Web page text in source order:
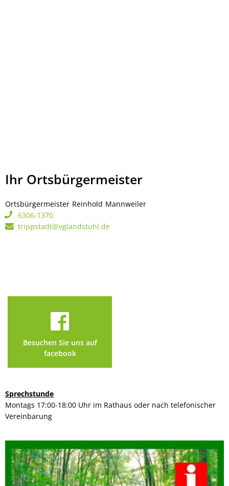
Ihr Ortsbürgermeister
Ortsbürgermeister Reinhold Mannweiler
6306-1370
trippstadt@vglandstuhl.de
Besuchen Sie uns auf
facebook
Sprechstunde
Montags 17:00-18:00 Uhr im Rathaus oder nach telefonischer
Vereinbarung